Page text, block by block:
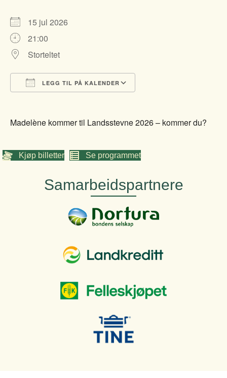
15 jul 2026
21:00
Storteltet
LEGG TIL PÅ KALENDER
Madelène kommer til Landsstevne 2026 – kommer du?
Kjøp billetter Se programmet
Samarbeidspartnere